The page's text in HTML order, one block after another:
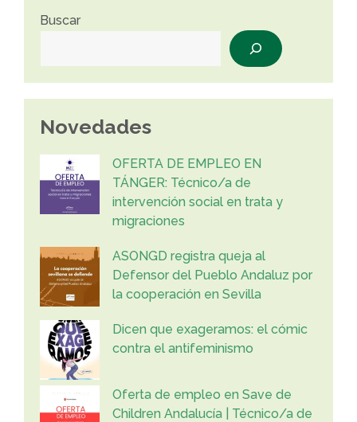
Buscar
Novedades
OFERTA DE EMPLEO EN
TÁNGER: Técnico/a de
intervención social en trata y
migraciones
ASONGD registra queja al
Defensor del Pueblo Andaluz por
la cooperación en Sevilla
Dicen que exageramos: el cómic
contra el antifeminismo
Oferta de empleo en Save de
Children Andalucía | Técnico/a de